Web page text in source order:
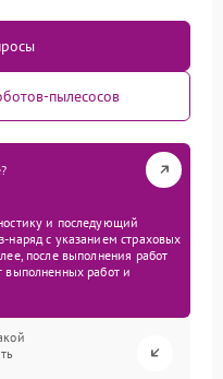
пылесосов
и последующий
наряд с указанием страховых
после выполнения работ
выполненных работ и